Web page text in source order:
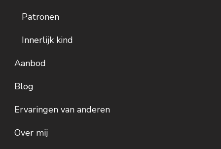
Patronen
Innerlijk kind
Aanbod
Blog
Ervaringen van anderen
Over mij